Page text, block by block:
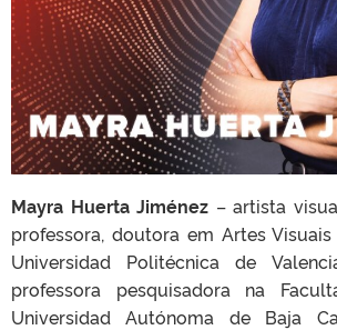
Mayra Huerta Jiménez – artista
professora, doutora em Artes
Universidad Politécnica de
professora pesquisadora na
Universidad Autónoma de Baja